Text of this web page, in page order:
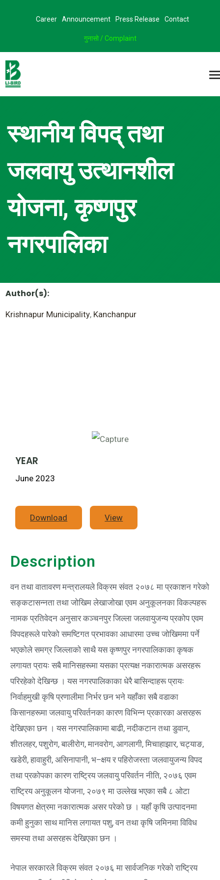
Career Announcement Press Release Contact
गुनासो / Complaint
स्थानीय विपद् तथा
जलवायु उत्थानशील
योजना, कृष्णपुर
नगरपालिका
Author(s):
Krishnapur Municipality, Kanchanpur
YEAR
June 2023
Download View
Description
वन तथा वातावरण मन्त्रालयले विक्रम संवत २०७८ मा प्रकाशन गरेको
सङ्कटासन्नता तथा जोखिम लेखाजोखा एवम अनुकूलनका विकल्पहरू
नामक प्रतिवेदन अनुसार कञ्चनपुर जिल्ला जलवायुजन्य प्रकोप एवम
विपदहरूले पारेको समष्टिगत प्रभावका आधारमा उच्च जोखिममा पर्ने
भएकोले समग्र जिल्लाको साथै यस कृष्णपुर नगरपालिकाका कृषक
लगायत प्रायः सबै मानिसहरूमा यसका प्रत्यक्ष नकारात्मक असरहरू
परिरहेको देखिन्छ । यस नगरपालिकाका धेरै बासिन्दाहरू प्रायः
निर्वाहमुखी कृषि प्रणालीमा निर्भर छन भने यहाँका सबै वडाका
किसानहरूमा जलवायु परिवर्तनका कारण विभिन्न प्रकारका असरहरू
देखिएका छन । यस नगरपालिकामा बाढी, नदीकटान तथा डुवान,
शीतलहर, पशुरोग, बालीरोग, मानवरोग, आगलागी, मिचाहाझार, चट्याङ,
खडेरी, हावाहुरी, असिनापानी, भ–क्षय र पहिरोजस्ता जलवायुजन्य विपद
तथा प्रकोपका कारण राष्ट्रिय जलवायु परिवर्तन नीति, २०७६ एवम
राष्ट्रिय अनुकूलन योजना, २०७९ मा उल्लेख भएका सबै ८ ओटा
विषयगत क्षेत्रमा नकारात्मक असर परेको छ । यहाँ कृषि उत्पादनमा
कमी हुनुका साथ मानिस लगायत पशु, वन तथा कृषि जमिनमा विविध
समस्या तथा असरहरू देखिएका छन ।
नेपाल सरकारले विक्रम संवत २०७६ मा सार्वजनिक गरेको राष्ट्रिय